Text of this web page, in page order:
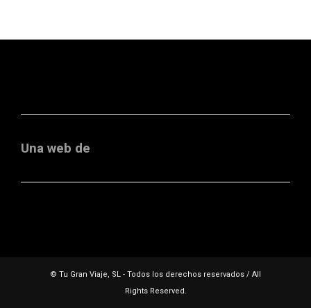
Una web de
© Tu Gran Viaje, SL - Todos los derechos reservados / All
Rights Reserved.